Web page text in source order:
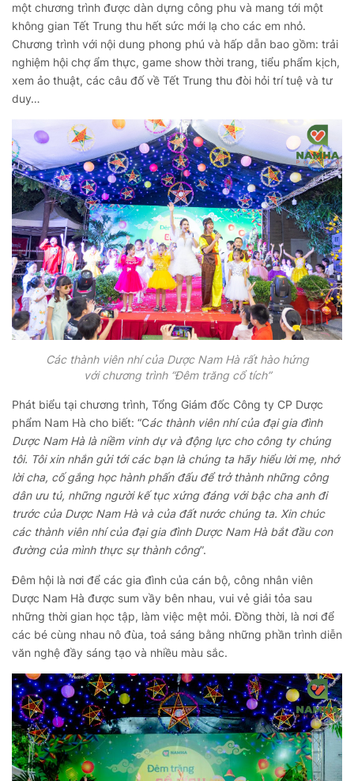
một chương trình được dàn dựng công phu và mang tới một
không gian Tết Trung thu hết sức mới lạ cho các em nhỏ.
Chương trình với nội dung phong phú và hấp dẫn bao gồm: trải
nghiệm hội chợ ẩm thực, game show thời trang, tiểu phẩm kịch,
xem ảo thuật, các câu đố về Tết Trung thu đòi hỏi trí tuệ và tư
duy…
Các thành viên nhí của Dược Nam Hà rất hào hứng
với chương trình “Đêm trăng cổ tích”
Phát biểu tại chương trình, Tổng Giám đốc Công ty CP Dược
phẩm Nam Hà cho biết: “Các thành viên nhí của đại gia đình
Dược Nam Hà là niềm vinh dự và động lực cho công ty chúng
tôi. Tôi xin nhắn gửi tới các bạn là chúng ta hãy hiểu lời mẹ, nhớ
lời cha, cố gắng học hành phấn đấu để trở thành những công
dân ưu tú, những người kế tục xứng đáng với bậc cha anh đi
trước của Dược Nam Hà và của đất nước chúng ta. Xin chúc
các thành viên nhí của đại gia đình Dược Nam Hà bắt đầu con
đường của mình thực sự thành công”.
Đêm hội là nơi để các gia đình của cán bộ, công nhân viên
Dược Nam Hà được sum vầy bên nhau, vui vẻ giải tỏa sau
những thời gian học tập, làm việc mệt mỏi. Đồng thời, là nơi để
các bé cùng nhau nô đùa, toả sáng bằng những phần trình diễn
văn nghệ đầy sáng tạo và nhiều màu sắc.